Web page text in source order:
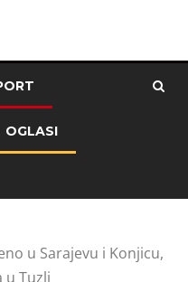
OGLASI
u Sarajevu i Konjicu,
u Tuzli